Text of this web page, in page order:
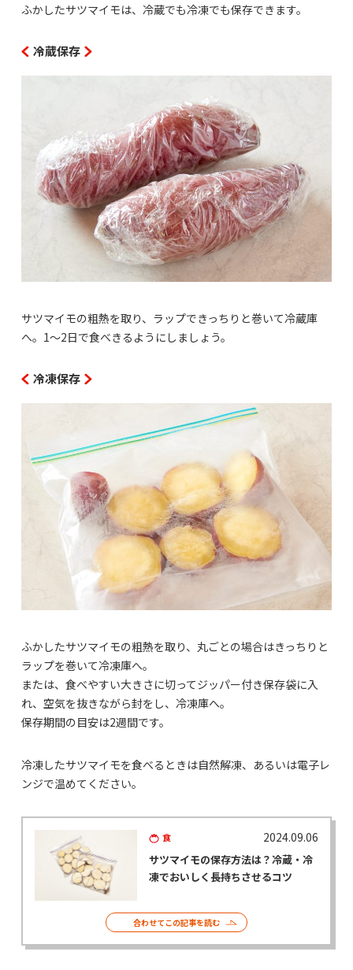
ふかしたサツマイモは、冷蔵でも冷凍でも保存できます。
冷蔵保存
サツマイモの粗熱を取り、ラップできっちりと巻いて冷蔵庫
へ。1～2日で食べきるようにしましょう。
冷凍保存
ふかしたサツマイモの粗熱を取り、丸ごとの場合はきっちりと
ラップを巻いて冷凍庫へ。
または、食べやすい大きさに切ってジッパー付き保存袋に入
れ、空気を抜きながら封をし、冷凍庫へ。
保存期間の目安は2週間です。
冷凍したサツマイモを食べるときは自然解凍、あるいは電子レ
ンジで温めてください。
食 2024.09.06
サツマイモの保存方法は？冷蔵・冷
凍でおいしく長持ちさせるコツ
合わせてこの記事を読む